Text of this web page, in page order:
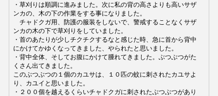
・草刈りは順調に進みました。次に私の背の高さよりも高いサザ
ンカの、木の下の作業をする事になりました。
チャドクガ用、防護の服装をしないで、警戒することなくサザ
ンカの木の下で草刈りをしていました。
・首のあたりが少しチクチクするなと感じた時、急に首から背中
にかけてかゆくなってきました、やられたと思いました。
・背中全体、そしてお腹にかけて腫れてきました。ぶつぶつがた
くさん出てきました。
このぶつぶつの１個のカユサは、１０匹の蚊に刺されたカユサよ
り、カユイと思いました。
・２００個を越えるくらいチャドクガに刺されたぶつぶつがあり